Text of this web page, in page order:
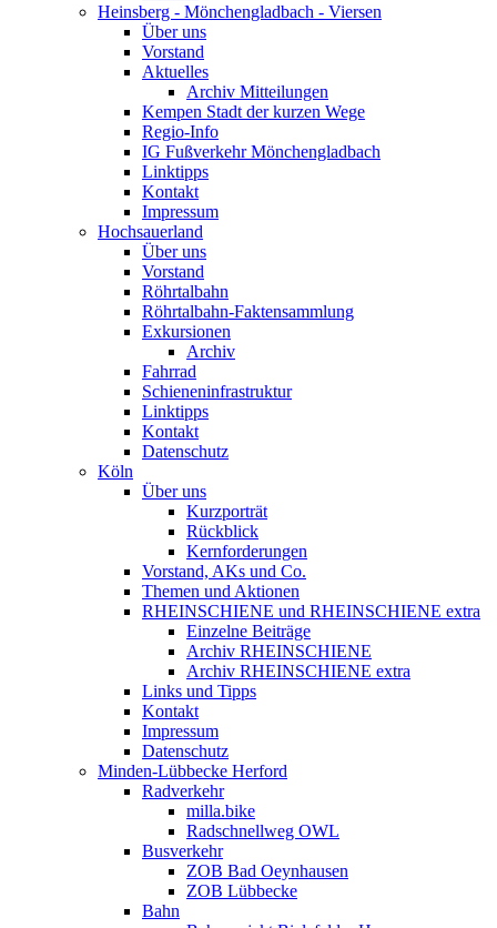
Heinsberg - Mönchengladbach - Viersen
Über uns
Vorstand
Aktuelles
Archiv Mitteilungen
Kempen Stadt der kurzen Wege
Regio-Info
IG Fußverkehr Mönchengladbach
Linktipps
Kontakt
Impressum
Hochsauerland
Über uns
Vorstand
Röhrtalbahn
Röhrtalbahn-Faktensammlung
Exkursionen
Archiv
Fahrrad
Schieneninfrastruktur
Linktipps
Kontakt
Datenschutz
Köln
Über uns
Kurzporträt
Rückblick
Kernforderungen
Vorstand, AKs und Co.
Themen und Aktionen
RHEINSCHIENE und RHEINSCHIENE extra
Einzelne Beiträge
Archiv RHEINSCHIENE
Archiv RHEINSCHIENE extra
Links und Tipps
Kontakt
Impressum
Datenschutz
Minden-Lübbecke Herford
Radverkehr
milla.bike
Radschnellweg OWL
Busverkehr
ZOB Bad Oeynhausen
ZOB Lübbecke
Bahn